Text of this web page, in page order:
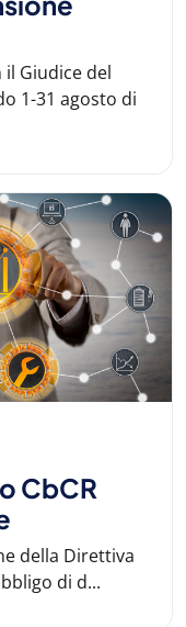
Giudice del
1-31 agosto di
CbCR
della Direttiva
di d...